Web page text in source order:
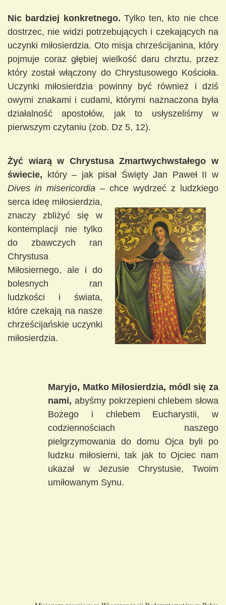
Nic bardziej konkretnego. Tylko ten, kto nie chce
dostrzec, nie widzi potrzebujących i czekających na
uczynki miłosierdzia. Oto misja chrześcijanina, który
pojmuje coraz głębiej wielkość daru chrztu, przez
który został włączony do Chrystusowego Kościoła.
Uczynki miłosierdzia powinny być również i dziś
owymi znakami i cudami, którymi naznaczona była
działalność apostołów, jak to usłyszeliśmy w
pierwszym czytaniu (zob. Dz 5, 12).
Żyć wiarą w Chrystusa Zmartwychwstałego w
świecie, który – jak pisał Święty Jan Paweł II w
Dives in misericordia – chce wydrzeć z ludzkiego
serca ideę miłosierdzia,
znaczy zbliżyć się w
kontemplacji nie tylko
do zbawczych ran
Chrystusa
Miłosiernego, ale i do
bolesnych ran
ludzkości i świata,
które czekają na nasze
chrześcijańskie uczynki
miłosierdzia.
Maryjo, Matko Miłosierdzia, módl się za
nami, abyśmy pokrzepieni chlebem słowa
Bożego i chlebem Eucharystii, w
codziennościach naszego
pielgrzymowania do domu Ojca byli po
ludzku miłosierni, tak jak to Ojciec nam
ukazał w Jezusie Chrystusie, Twoim
umiłowanym Synu.